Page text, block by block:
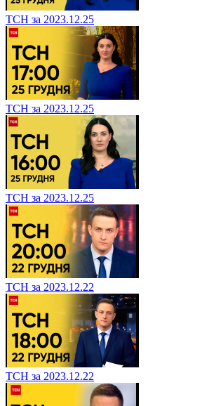
ТСН за 2023.12.25
ТСН за 2023.12.25
ТСН за 2023.12.25
ТСН за 2023.12.22
ТСН за 2023.12.22